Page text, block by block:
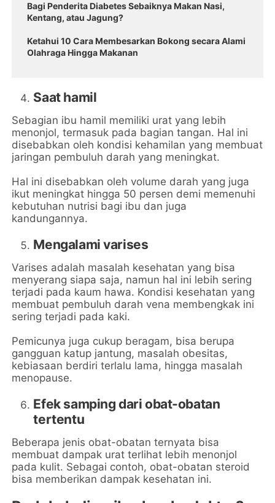
Bagi Penderita Diabetes Sebaiknya Makan Nasi,
Kentang, atau Jagung?
Ketahui 10 Cara Membesarkan Bokong secara Alami
Olahraga Hingga Makanan
Saat hamil
Sebagian ibu hamil memiliki urat yang lebih
menonjol, termasuk pada bagian tangan. Hal ini
disebabkan oleh kondisi kehamilan yang membuat
jaringan pembuluh darah yang meningkat.
Hal ini disebabkan oleh volume darah yang juga
ikut meningkat hingga 50 persen demi memenuhi
kebutuhan nutrisi bagi ibu dan juga
kandungannya.
Mengalami varises
Varises adalah masalah kesehatan yang bisa
menyerang siapa saja, namun hal ini lebih sering
terjadi pada kaum hawa. Kondisi kesehatan yang
membuat pembuluh darah vena membengkak ini
sering terjadi pada kaki.
Pemicunya juga cukup beragam, bisa berupa
gangguan katup jantung, masalah obesitas,
kebiasaan berdiri terlalu lama, hingga masalah
menopause.
Efek samping dari obat-obatan
tertentu
Beberapa jenis obat-obatan ternyata bisa
membuat dampak urat terlihat lebih menonjol
pada kulit. Sebagai contoh, obat-obatan steroid
bisa memberikan dampak kesehatan ini.